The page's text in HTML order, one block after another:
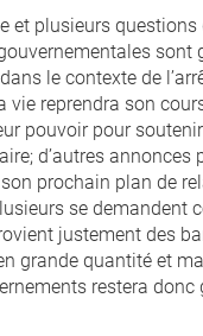
et plusieurs
le contexte de
reprendra son
pouvoir pour
d’autres annonces
prochain plan de
se demandent
justement des
grande quantité et
restera donc